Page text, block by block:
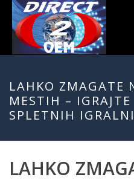
LAHKO ZMAGATE
MESTIH –
SPLETNIH
LAHKO